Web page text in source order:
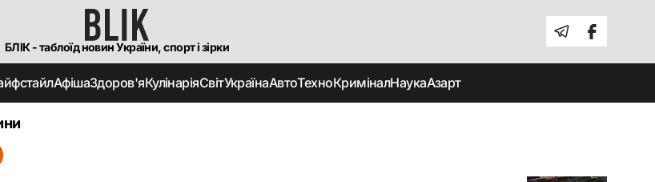
БЛІК - таблоїд новин України, спорт і зірки
АфішаЗдоров'яКулінаріяСвітУкраїнаАвтоТехноКриміналНаукаАзарт